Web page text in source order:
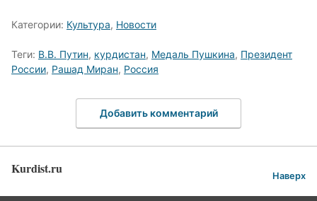
Категории: Культура, Новости
Теги: В.В. Путин, курдистан, Медаль Пушкина, Президент
России, Рашад Миран, Россия
Добавить комментарий
Kurdist.ru Наверх